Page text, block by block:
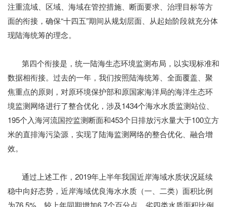
注重流域、区域、海域在管控措施、断面要求、治理目标等方
面的衔接，确保“十四五”期间从规划层面、从起始阶段就充分体
现陆海统筹的理念。
第四个衔接是，统一陆海生态环境监测布局，以实现标准和
数据相衔接。过去的一年，我们按照陆海统筹、全面覆盖、聚
焦重点的原则，对原环境保护部和原国家海洋局的海洋生态环
境监测网络进行了整合优化，涉及1434个海水水质监测站位、
195个入海河流国控监测断面和453个日排放污水量大于100立方
米的直排海污染源，实现了陆海监测网络的整合优化、融合增
效。
通过上述工作，2019年上半年我国近岸海域水质状况延续
稳中向好态势，近岸海域优良海水水质（一、二类）面积比例
为76.5%，较上年同期增加6.7个百分点，劣四类水质面积比例